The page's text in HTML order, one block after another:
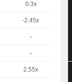
0.3x
-2.45x
-
-
2.55x